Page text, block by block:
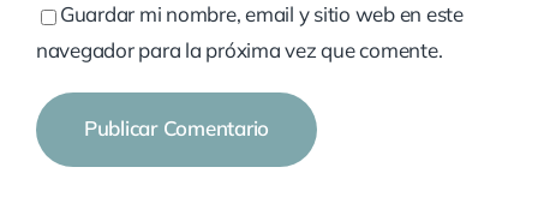
Guardar mi nombre, email y sitio web en este
navegador para la próxima vez que comente.